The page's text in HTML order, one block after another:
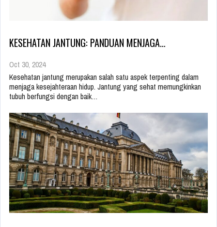
KESEHATAN JANTUNG: PANDUAN MENJAGA…
Oct 30, 2024
Kesehatan jantung merupakan salah satu aspek terpenting dalam
menjaga kesejahteraan hidup. Jantung yang sehat memungkinkan
tubuh berfungsi dengan baik…